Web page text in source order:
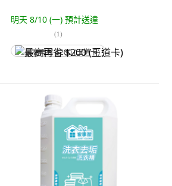
明天 8/10 (一) 預計送達
(1)
最高再省 $200 (王道卡)